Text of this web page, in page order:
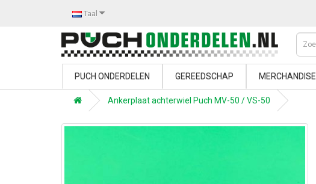
Taal
PUCH ONDERDELEN GEREEDSCHAP MERCHANDISE
Ankerplaat achterwiel Puch MV-50 / VS-50